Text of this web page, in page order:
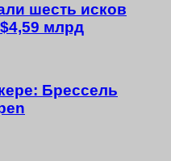
шесть исков
млрд
Брессель